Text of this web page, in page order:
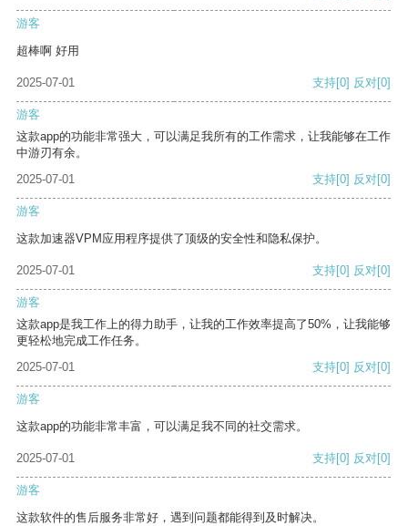
游客
超棒啊 好用
2025-07-01 支持[0] 反对[0]
游客
这款app的功能非常强大，可以满足我所有的工作需求，让我能够在工作
中游刃有余。
2025-07-01
支持[0] 反对[0]
游客
这款加速器VPM应用程序提供了顶级的安全性和隐私保护。
2025-07-01 支持[0] 反对[0]
游客
这款app是我工作上的得力助手，让我的工作效率提高了50%，让我能够
更轻松地完成工作任务。
2025-07-01
支持[0] 反对[0]
游客
这款app的功能非常丰富，可以满足我不同的社交需求。
2025-07-01 支持[0] 反对[0]
游客
这款软件的售后服务非常好，遇到问题都能得到及时解决。